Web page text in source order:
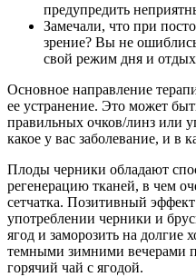
предупредить
Замечали, что при
зрение? Вы не
свой режим дня и
Основное направление
ее устранение. Это может
правильных очков/линз или
какое у вас заболевание, и в
Плоды черники обладают
регенерацию тканей, в чем
сетчатка. Позитивный
употреблении черники и
ягод и заморозить на долгие
темными зимними вечерами
горячий чай с ягодой.